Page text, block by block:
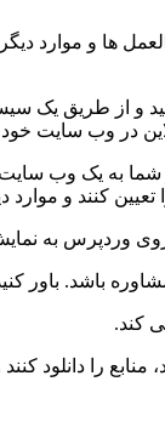
و موارد دیگر
و از طریق یک
در وب سایت خود
به یک وب سایت
کنند و موارد
وردپرس به
باشد. باور
کند.
را دانلود